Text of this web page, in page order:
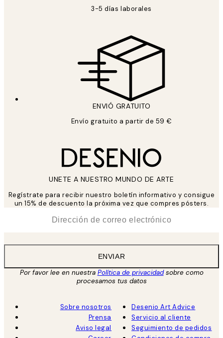
3-5 días laborales
ENVIÓ GRATUITO
Envío gratuito a partir de 59 €
UNETE A NUESTRO MUNDO DE ARTE
Regístrate para recibir nuestro boletín informativo y consigue
un 15% de descuento la próxima vez que compres pósters.
ENVIAR
Por favor lee en nuestra Política de privacidadsobre como
procesamos tus datos
Sobre nosotros
Prensa
Aviso legal
Desenio Art Advice
Servicio al cliente
Seguimiento de pedidos